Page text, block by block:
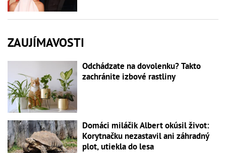
ZAUJÍMAVOSTI
Odchádzate na dovolenku? Takto
zachránite izbové rastliny
Domáci miláčik Albert okúsil život:
Korytnačku nezastavil ani záhradný
plot, utiekla do lesa